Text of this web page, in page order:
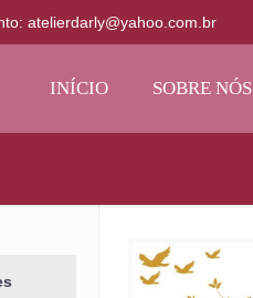
atelierdarly@yahoo.com.br
INÍCIO SOBRE NÓS